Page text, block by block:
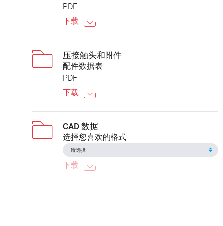
PDF
下载
压接触头和附件
配件数据表
PDF
下载
CAD 数据
选择您喜欢的格式
下载